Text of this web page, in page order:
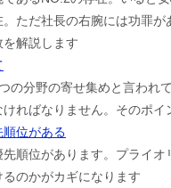
ただ社長の右腕には功罪が
解説します
の分野の寄せ集めと言われ
ければなりません。そのポイ
位がある
順位があります。プライオ
のかがカギになります